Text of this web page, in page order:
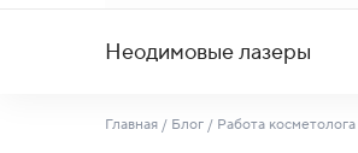
Неодимовые лазеры
Главная / Блог / Работа косметолога